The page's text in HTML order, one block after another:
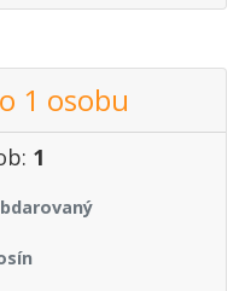
1 osobu
1